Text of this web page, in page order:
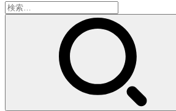
検
索: